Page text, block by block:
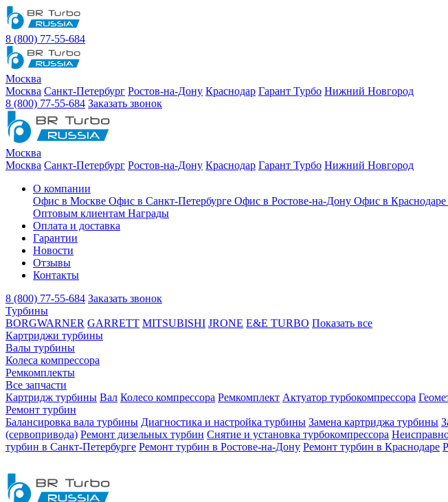
8 (800) 77-55-684
Москва
Москва Санкт-Петербург Ростов-на-Дону Краснодар Гарант Турбо Нижний Новгород
8 (800) 77-55-684 Заказать звонок
Москва
Москва Санкт-Петербург Ростов-на-Дону Краснодар Гарант Турбо Нижний Новгород
О компании
Офис в Москве Офис в Санкт-Петербурге Офис в Ростове-на-Дону Офис в Краснодаре
Оптовым клиентам Награды
Оплата и доставка
Гарантии
Новости
Отзывы
Контакты
8 (800) 77-55-684 Заказать звонок
Турбины
BORGWARNER GARRETT MITSUBISHI JRONE E&E TURBO Показать все
Картриджи турбины
Валы турбины
Колеса компрессора
Ремкомплекты
Все запчасти
Картридж турбины Вал Колесо компрессора Ремкомплект Актуатор турбокомпрессора
Ремонт турбин
Балансировка вала турбины Диагностика и настройка турбины Замена картриджа турбины
(сервопривода) Ремонт дизельных турбин Снятие и установка турбокомпрессора
турбин в Санкт-Петербурге Ремонт турбин в Ростове-на-Дону Ремонт турбин в Краснодаре